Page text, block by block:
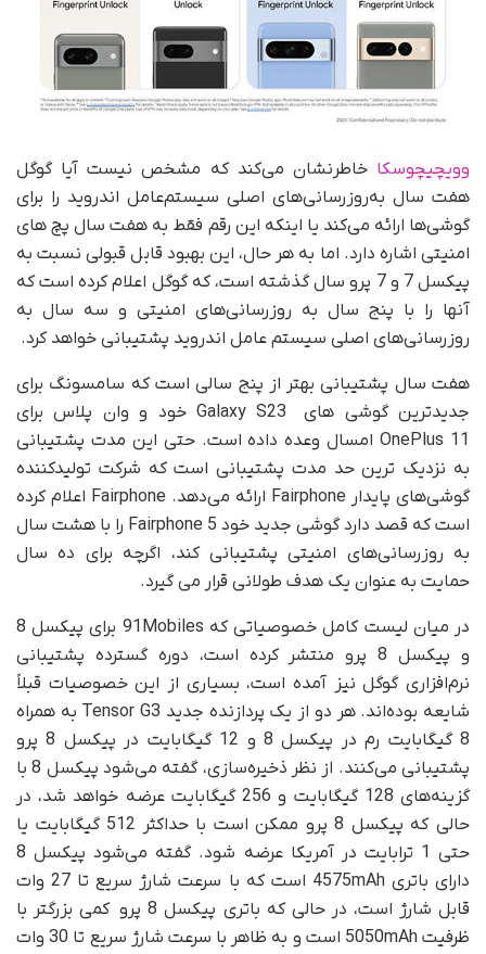
وویچیچوسکا خاطرنشان می‌کند که مشخص نیست آیا گوگل
هفت سال به‌روزرسانی‌های اصلی سیستم‌عامل اندروید را برای
گوشی‌ها ارائه می‌کند یا اینکه این رقم فقط به هفت سال پچ های
امنیتی اشاره دارد. اما به هر حال، این بهبود قابل قبولی نسبت به
پیکسل 7 و 7 پرو سال گذشته است، که گوگل اعلام کرده است که
آنها را با پنج سال به روزرسانی‌های امنیتی و سه سال به
روزرسانی‌های اصلی سیستم عامل اندروید پشتیبانی خواهد کرد.
هفت سال پشتیبانی بهتر از پنج سالی است که سامسونگ برای
جدیدترین گوشی های Galaxy S23 خود و وان پلاس برای
OnePlus 11 امسال وعده داده است. حتی این مدت پشتیبانی
به نزدیک ترین حد مدت پشتیبانی است که شرکت تولیدکننده
گوشی‌های پایدار Fairphone ارائه می‌دهد. Fairphone اعلام کرده
است که قصد دارد گوشی جدید خود Fairphone 5 را با هشت سال
به روزرسانی‌های امنیتی پشتیبانی کند، اگرچه برای ده سال
حمایت به عنوان یک هدف طولانی قرار می گیرد.
در میان لیست کامل خصوصیاتی که 91Mobiles برای پیکسل 8
و پیکسل 8 پرو منتشر کرده است، دوره گسترده پشتیبانی
نرم‌افزاری گوگل نیز آمده است، بسیاری از این خصوصیات قبلاً
شایعه بوده‌اند. هر دو از یک پردازنده جدید Tensor G3 به همراه
8 گیگابایت رم در پیکسل 8 و 12 گیگابایت در پیکسل 8 پرو
پشتیبانی می‌کنند. از نظر ذخیره‌سازی، گفته می‌شود پیکسل 8 با
گزینه‌های 128 گیگابایت و 256 گیگابایت عرضه خواهد شد، در
حالی که پیکسل 8 پرو ممکن است با حداکثر 512 گیگابایت یا
حتی 1 ترابایت در آمریکا عرضه شود. گفته می‌شود پیکسل 8
دارای باتری 4575mAh است که با سرعت شارژ سریع تا 27 وات
قابل شارژ است، در حالی که باتری پیکسل 8 پرو کمی بزرگتر با
ظرفیت 5050mAh است و به ظاهر با سرعت شارژ سریع تا 30 وات